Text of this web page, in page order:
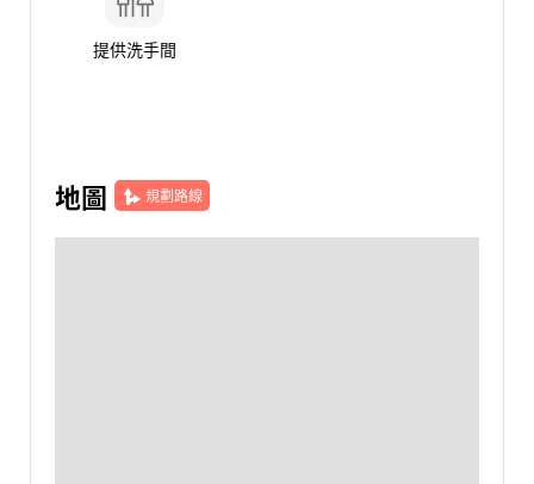
提供洗手間
地圖 規劃路線